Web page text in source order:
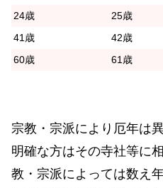
24歳
25歳
41歳
42歳
60歳
61歳
宗教・宗派により厄年は
明確な方はその寺社等に
教・宗派によっては数え